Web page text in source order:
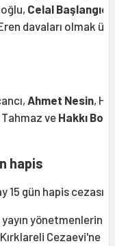
Celal Başlangıç,
davaları olmak
Ahmet Nesin,
Tahmaz veHakkı
hapis
15 gün hapis cezası
Cezaevi'ne